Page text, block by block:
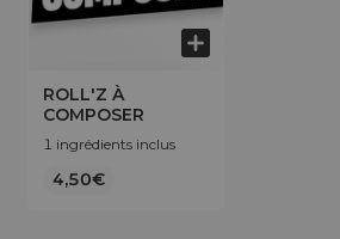
ROLL'Z À
COMPOSER
1 ingrédients inclus
4,50€